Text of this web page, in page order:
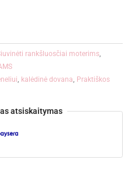
rankšluosčiai moterims,
, kalėdinė dovana, Praktiškos
atsiskaitymas